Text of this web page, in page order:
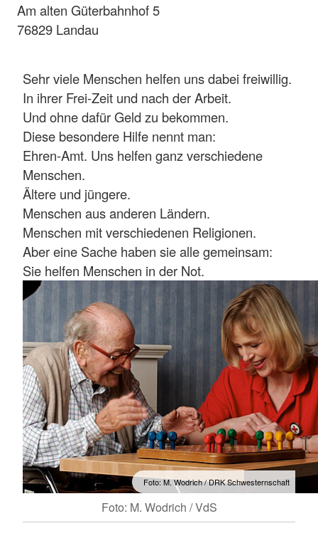
Am alten Güterbahnhof 5
76829 Landau
Sehr viele Menschen helfen uns dabei freiwillig.
In ihrer Frei-Zeit und nach der Arbeit.
Und ohne dafür Geld zu bekommen.
Diese besondere Hilfe nennt man:
Ehren-Amt. Uns helfen ganz verschiedene
Menschen.
Ältere und jüngere.
Menschen aus anderen Ländern.
Menschen mit verschiedenen Religionen.
Aber eine Sache haben sie alle gemeinsam:
Sie helfen Menschen in der Not.
Foto: M. Wodrich / DRK Schwesternschaft
Foto: M. Wodrich / VdS